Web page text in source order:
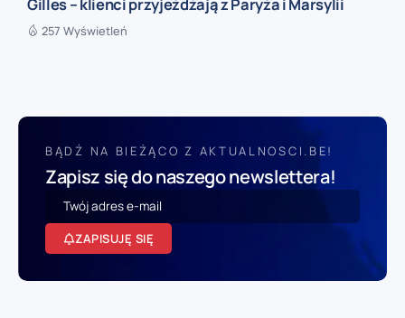
257 Wyświetleń
BĄDŹ NA BIEŻĄCO Z AKTUALNOSCI.BE!
Zapisz się do naszego newslettera!
ZAPISUJĘ SIĘ